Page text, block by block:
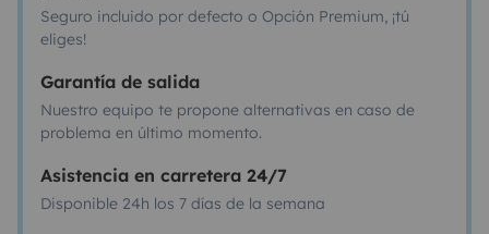
Seguro incluido por defecto o Opción Premium, ¡tú
eliges!
Garantía de salida
Nuestro equipo te propone alternativas en caso de
problema en último momento.
Asistencia en carretera 24/7
Disponible 24h los 7 días de la semana